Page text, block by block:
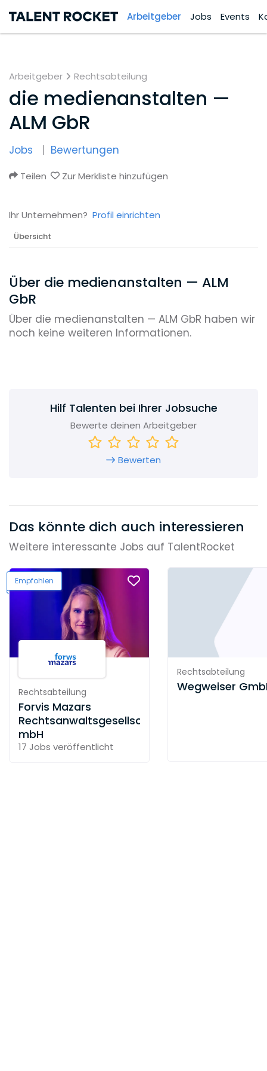
Arbeitgeber Jobs Events
Arbeitgeber Rechtsabteilung
die medienanstalten —
ALM GbR
Jobs Bewertungen
Teilen Zur Merkliste hinzufügen
Ihr Unternehmen? Profil einrichten
Übersicht
Über die medienanstalten — ALM
GbR
Über die medienanstalten — ALM GbR haben wir
noch keine weiteren Informationen.
Hilf Talenten bei Ihrer Jobsuche
Bewerte deinen Arbeitgeber
Bewerten
Das könnte dich auch interessieren
Weitere interessante Jobs auf TalentRocket
Empfohlen
Rechtsabteilung
Forvis Mazars
Rechtsanwaltsgesellschaft
mbH
17 Jobs veröffentlicht
Rechtsabteilung
Wegweiser